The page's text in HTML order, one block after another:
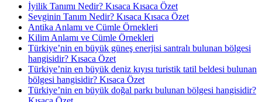
İyilik Tanımı Nedir? Kısaca Kısaca Özet
Sevginin Tanım Nedir? Kısaca Kısaca Özet
Antika Anlamı ve Cümle Örnekleri
Kilim Anlamı ve Cümle Örnekleri
Türkiye’nin en büyük güneş enerjisi santralı bulunan bölgesi
hangisidir? Kısaca Özet
Türkiye’nin en büyük deniz kıyısı turistik tatil beldesi bulunan
bölgesi hangisidir? Kısaca Özet
Türkiye’nin en büyük doğal parkı bulunan bölgesi hangisidir?